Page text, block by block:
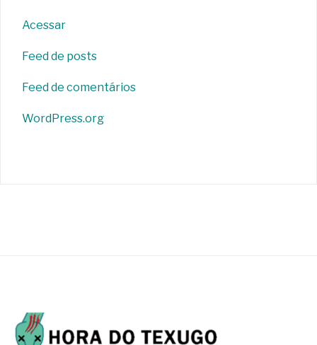
Acessar
Feed de posts
Feed de comentários
WordPress.org